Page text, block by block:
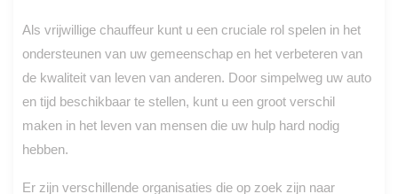
Als vrijwillige chauffeur kunt u een cruciale rol spelen in het
ondersteunen van uw gemeenschap en het verbeteren van
de kwaliteit van leven van anderen. Door simpelweg uw auto
en tijd beschikbaar te stellen, kunt u een groot verschil
maken in het leven van mensen die uw hulp hard nodig
hebben.
Er zijn verschillende organisaties die op zoek zijn naar